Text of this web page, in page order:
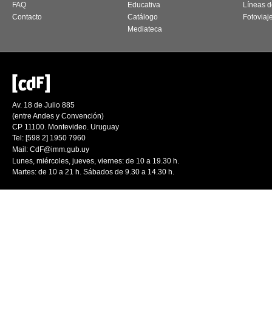
FAQ
Contacto
Educativa
Catálogo
Mediateca
Líneas
Av. 18 de Julio 885
(entre Andes y Convención)
CP 11100. Montevideo. Uruguay
Tel: [598 2] 1950 7960
Mail: CdF@imm.gub.uy
Lunes, miércoles, jueves, viernes: de 10 a 19.30 h.
Martes: de 10 a 21 h. Sábados de 9.30 a 14.30 h.